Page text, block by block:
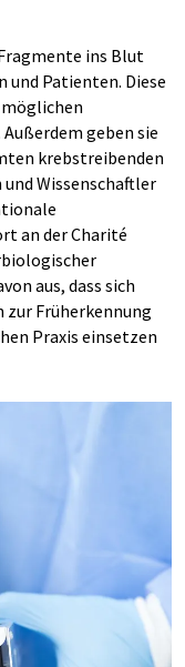
ins Blut
und Patienten. Diese
geben sie
krebstreibenden
und Wissenschaftler
an der Charité
aus, dass sich
zur Früherkennung
Praxis einsetzen